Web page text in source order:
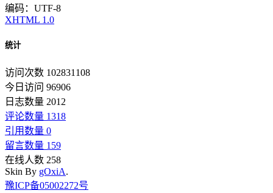
编码：UTF-8
XHTML 1.0
统计
访问次数 102831108
今日访问 96906
日志数量 2012
评论数量 1318
引用数量 0
留言数量 159
在线人数 258
Skin By gOxiA.
豫ICP备05002272号